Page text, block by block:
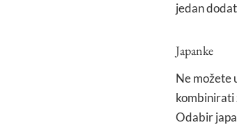
jedan
Japanke
Ne možete
kombinirati
Odabir